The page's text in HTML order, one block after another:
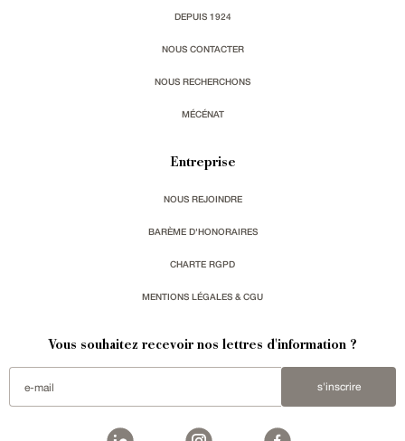
DEPUIS 1924
NOUS CONTACTER
NOUS RECHERCHONS
MÉCÉNAT
Entreprise
NOUS REJOINDRE
BARÈME D'HONORAIRES
CHARTE RGPD
MENTIONS LÉGALES & CGU
Vous souhaitez recevoir nos lettres d'information ?
s'inscrire